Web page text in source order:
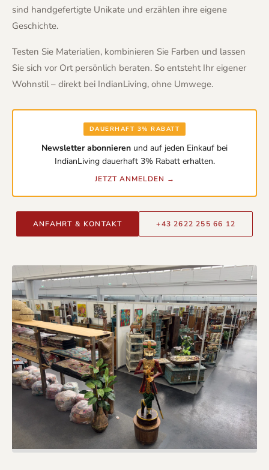
sind handgefertigte Unikate und erzählen ihre eigene
Geschichte.
Testen Sie Materialien, kombinieren Sie Farben und lassen
Sie sich vor Ort persönlich beraten. So entsteht Ihr eigener
Wohnstil – direkt bei IndianLiving, ohne Umwege.
DAUERHAFT 3% RABATT
Newsletter abonnieren und auf jeden Einkauf bei
IndianLiving dauerhaft 3% Rabatt erhalten.
JETZT ANMELDEN →
ANFAHRT & KONTAKT +43 2622 255 66 12